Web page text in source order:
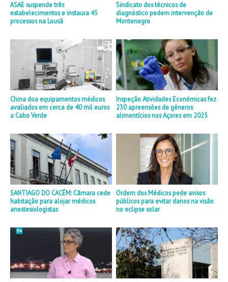
ASAE suspende três
estabelecimentos e instaura 45
processos na Lousã
Sindicato dos técnicos de
diagnóstico pedem intervenção de
Montenegro
China doa equipamentos médicos
avaliados em cerca de 40 mil euros
a Cabo Verde
Inspeção Atividades Económicas fez
230 apreensões de géneros
alimentícios nos Açores em 2025
SANTIAGO DO CACÉM: Câmara cede
habitação para alojar médicos
anestesiologistas
Ordem dos Médicos pede avisos
públicos para evitar danos na visão
no eclipse solar